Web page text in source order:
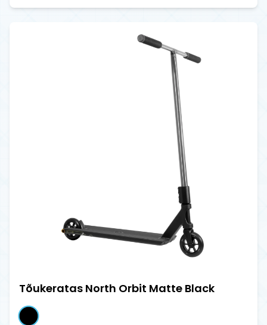
Tõukeratas North Orbit Matte Black